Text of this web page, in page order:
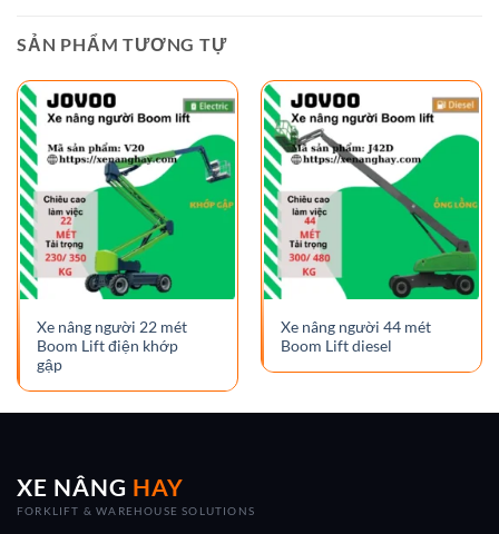
SẢN PHẨM TƯƠNG TỰ
Xe nâng người 22 mét
Boom Lift điện khớp
gập
Xe nâng người 44 mét
Boom Lift diesel
XE NÂNG HAY
FORKLIFT & WAREHOUSE SOLUTIONS